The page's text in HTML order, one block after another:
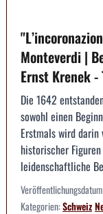
Monteverdi |
Ernst Krenek -
Die 1642
sowohl einen
Erstmals wird darin
historischer
leidenschaftliche
Kategorien:Schweiz